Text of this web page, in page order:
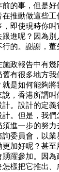
的事，但是
推動做這些
，即使現時你
進呢？因為
的。謝謝，董
政報告中有
舊有很多地方
是如何能夠
說，香港所謂
計。設計的定
。但是，我
須進一步的努
委員會，以
加好呢？甚
躍參加。因
樣把它推出